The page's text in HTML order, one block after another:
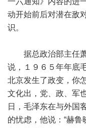
动开始前后对潜在敌
识。
据总政治部主任萧
说，１９６５年年底
北京发生了政变，你
文化出，党、政、军
日，毛泽东在与外国
的忧虑，他说：“赫